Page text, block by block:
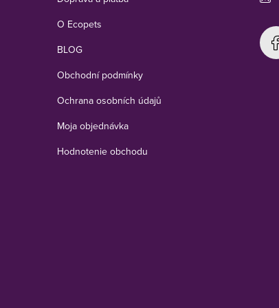
O Ecopets
BLOG
Obchodní podmínky
Ochrana osobních údajů
Moja objednávka
Hodnotenie obchodu